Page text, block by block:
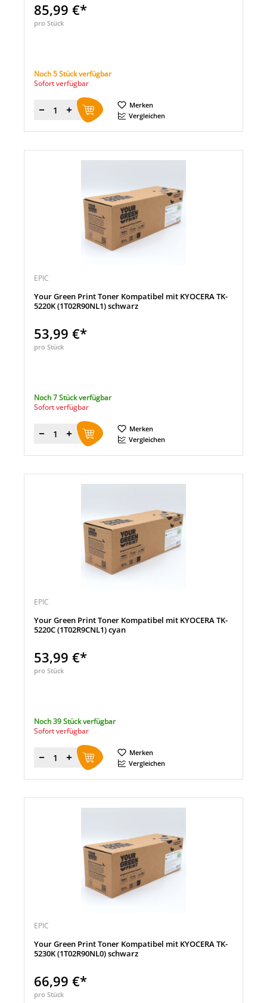
85,99 €*
pro Stück
Noch 5 Stück verfügbar
Sofort verfügbar
Menge
Merken
Vergleichen
EPIC
Your Green Print Toner Kompatibel mit KYOCERA TK-
5220K (1T02R90NL1) schwarz
53,99 €*
pro Stück
Noch 7 Stück verfügbar
Sofort verfügbar
Menge
Merken
Vergleichen
EPIC
Your Green Print Toner Kompatibel mit KYOCERA TK-
5220C (1T02R9CNL1) cyan
53,99 €*
pro Stück
Noch 39 Stück verfügbar
Sofort verfügbar
Menge
Merken
Vergleichen
EPIC
Your Green Print Toner Kompatibel mit KYOCERA TK-
5230K (1T02R90NL0) schwarz
66,99 €*
pro Stück